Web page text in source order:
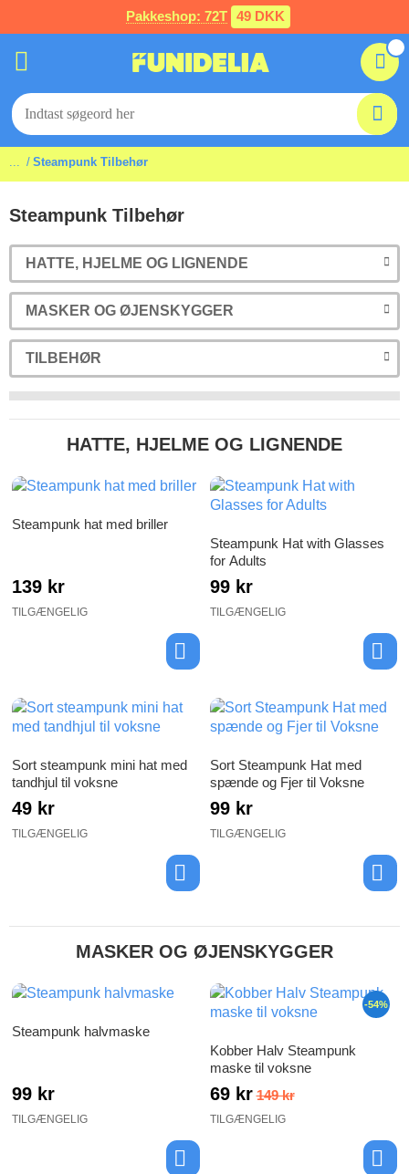
Pakkeshop: 72T 49 DKK
... Steampunk Tilbehør
Steampunk Tilbehør
HATTE, HJELME OG LIGNENDE
MASKER OG ØJENSKYGGER
TILBEHØR
HATTE, HJELME OG LIGNENDE
Steampunk hat med briller
139 kr
TILGÆNGELIG
Steampunk Hat with Glasses
for Adults
99 kr
TILGÆNGELIG
Sort steampunk mini hat med
tandhjul til voksne
49 kr
TILGÆNGELIG
Sort Steampunk Hat med
spænde og Fjer til Voksne
99 kr
TILGÆNGELIG
MASKER OG ØJENSKYGGER
Steampunk halvmaske
99 kr
TILGÆNGELIG
-54%
Kobber Halv Steampunk
maske til voksne
69 kr 149 kr
TILGÆNGELIG